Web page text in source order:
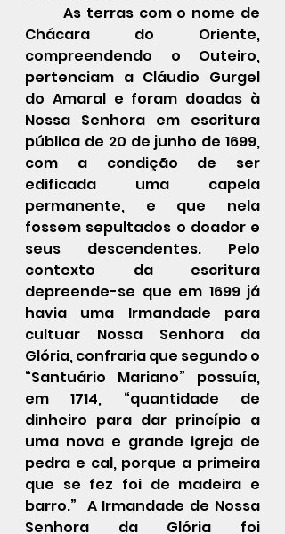
As terras com o nome de
Chácara do Oriente,
compreendendo o Outeiro,
pertenciam a Cláudio Gurgel
do Amaral e foram doadas à
Nossa Senhora em escritura
pública de 20 de junho de 1699,
com a condição de ser
edificada uma capela
permanente, e que nela
fossem sepultados o doador e
seus descendentes. Pelo
contexto da escritura
depreende-se que em 1699 já
havia uma Irmandade para
cultuar Nossa Senhora da
Glória, confraria que segundo o
“Santuário Mariano” possuía,
em 1714, “quantidade de
dinheiro para dar princípio a
uma nova e grande igreja de
pedra e cal, porque a primeira
que se fez foi de madeira e
barro.”  A Irmandade de Nossa
Senhora da Glória foi